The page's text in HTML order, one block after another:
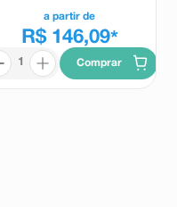
a partir de
R$ 146,09*
Comprar